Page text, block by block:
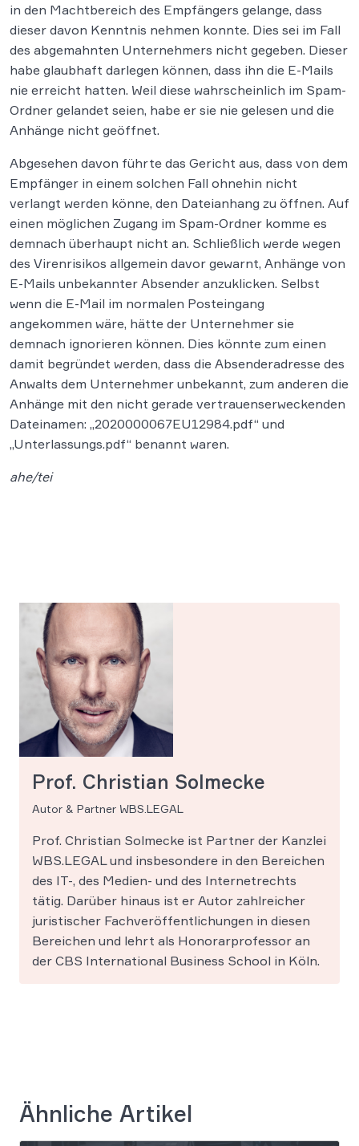
in den Machtbereich des Empfängers gelange, dass
dieser davon Kenntnis nehmen konnte. Dies sei im Fall
des abgemahnten Unternehmers nicht gegeben. Dieser
habe glaubhaft darlegen können, dass ihn die E-Mails
nie erreicht hatten. Weil diese wahrscheinlich im Spam-
Ordner gelandet seien, habe er sie nie gelesen und die
Anhänge nicht geöffnet.
Abgesehen davon führte das Gericht aus, dass von dem
Empfänger in einem solchen Fall ohnehin nicht
verlangt werden könne, den Dateianhang zu öffnen. Auf
einen möglichen Zugang im Spam-Ordner komme es
demnach überhaupt nicht an. Schließlich werde wegen
des Virenrisikos allgemein davor gewarnt, Anhänge von
E-Mails unbekannter Absender anzuklicken. Selbst
wenn die E-Mail im normalen Posteingang
angekommen wäre, hätte der Unternehmer sie
demnach ignorieren können. Dies könnte zum einen
damit begründet werden, dass die Absenderadresse des
Anwalts dem Unternehmer unbekannt, zum anderen die
Anhänge mit den nicht gerade vertrauenserweckenden
Dateinamen: „2020000067EU12984.pdf“ und
„Unterlassungs.pdf“ benannt waren.
ahe/tei
Prof. Christian Solmecke
Autor & Partner WBS.LEGAL
Prof. Christian Solmecke ist Partner der Kanzlei
WBS.LEGAL und insbesondere in den Bereichen
des IT-, des Medien- und des Internetrechts
tätig. Darüber hinaus ist er Autor zahlreicher
juristischer Fachveröffentlichungen in diesen
Bereichen und lehrt als Honorarprofessor an
der CBS International Business School in Köln.
Ähnliche Artikel